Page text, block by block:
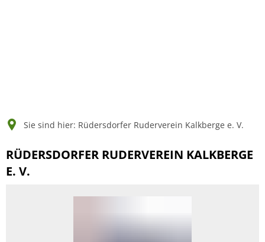
Sie sind hier: Rüdersdorfer Ruderverein Kalkberge e. V.
RÜDERSDORFER RUDERVEREIN KALKBERGE
E. V.